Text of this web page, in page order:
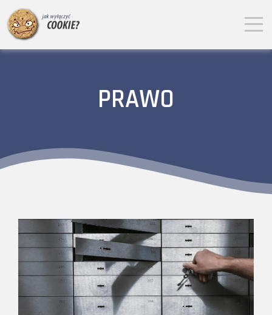
PRAWO